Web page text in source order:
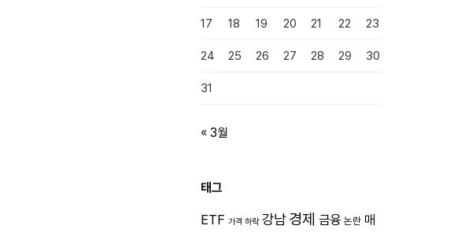
17 18 19 20 21 22 23
24 25 26 27 28 29 30
31
« 3월
태그
ETF 가격 하락 강남 경제 금융 논란 매